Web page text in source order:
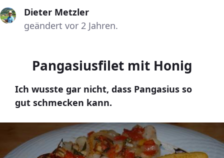
Dieter Metzler
geändert vor 2 Jahren.
Pangasiusfilet mit Honig
Ich wusste gar nicht, dass Pangasius so
gut schmecken kann.